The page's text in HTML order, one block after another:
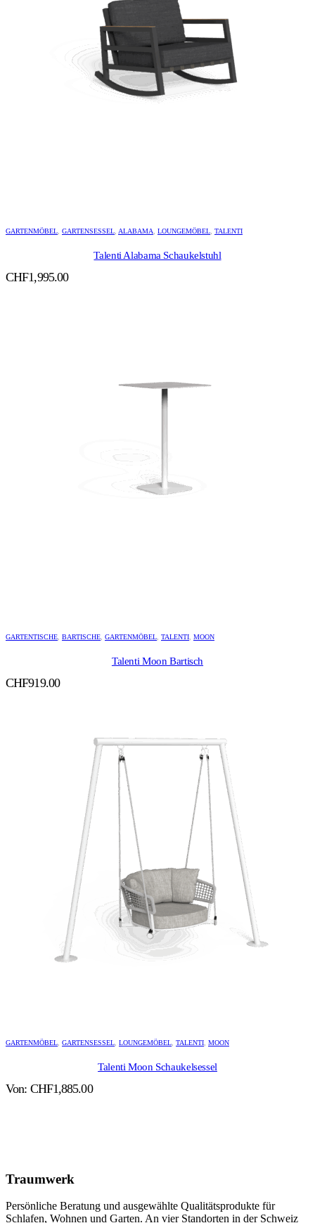
GARTENMÖBEL GARTENSESSEL ALABAMA LOUNGEMÖBEL TALENTI
Talenti Alabama Schaukelstuhl
CHF1,995.00
GARTENTISCHE BARTISCHE GARTENMÖBEL TALENTI MOON
Talenti Moon Bartisch
CHF919.00
GARTENMÖBEL GARTENSESSEL LOUNGEMÖBEL TALENTI MOON
Talenti Moon Schaukelsessel
Von: CHF1,885.00
Traumwerk
Persönliche Beratung und ausgewählte Qualitätsprodukte für
Schlafen, Wohnen und Garten. An vier Standorten in der Schweiz